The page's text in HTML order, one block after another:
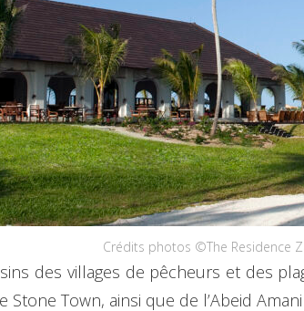
Crédits photos ©The Residence
des villages de pêcheurs et des
Stone Town, ainsi que de l’Abeid